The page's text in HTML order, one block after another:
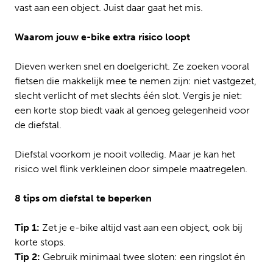
vast aan een object. Juist daar gaat het mis.
Waarom jouw e-bike extra risico loopt
Dieven werken snel en doelgericht. Ze zoeken vooral
fietsen die makkelijk mee te nemen zijn: niet vastgezet,
slecht verlicht of met slechts één slot. Vergis je niet:
een korte stop biedt vaak al genoeg gelegenheid voor
de diefstal.
Diefstal voorkom je nooit volledig. Maar je kan het
risico wel flink verkleinen door simpele maatregelen.
8 tips om diefstal te beperken
Tip 1: Zet je e-bike altijd vast aan een object, ook bij
korte stops.
Tip 2: Gebruik minimaal twee sloten: een ringslot én